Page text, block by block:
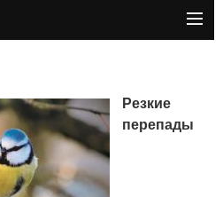
Резкие
перепады